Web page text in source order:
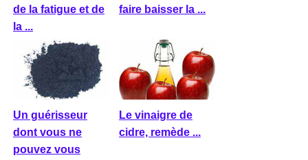
de la fatigue et de
la ...
faire baisser la ...
Un guérisseur
dont vous ne
pouvez vous
Le vinaigre de
cidre, remède ...